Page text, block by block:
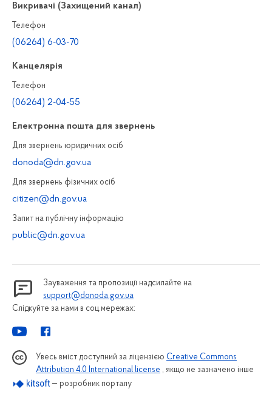
Викривачі (Захищений канал)
Телефон
(06264) 6-03-70
Канцелярiя
Телефон
(06264) 2-04-55
Електронна пошта для звернень
Для звернень юридичних осiб
donoda@dn.gov.ua
Для звернень фізичних осiб
citizen@dn.gov.ua
Запит на публiчну інформацiю
public@dn.gov.ua
Зауваження та пропозиції надсилайте на
support@donoda.gov.ua
Слідкуйте за нами в соц.мережах:
Увесь вміст доступний за ліцензією Creative Commons
Attribution 4.0 International license , якщо не зазначено інше
— розробник порталу